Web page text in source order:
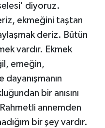
diyoruz.
ekmeğini taştan
deriz. Bütün
vardır. Ekmek
emeğin,
bir anısını
annemden
bir şey vardır.